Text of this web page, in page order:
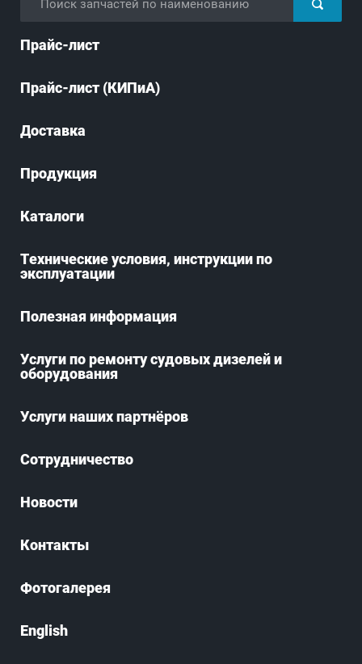
Прайс-лист
Прайс-лист (КИПиА)
Доставка
Продукция
Каталоги
Технические условия, инструкции по
эксплуатации
Полезная информация
Услуги по ремонту судовых дизелей и
оборудования
Услуги наших партнёров
Сотрудничество
Новости
Контакты
Фотогалерея
English